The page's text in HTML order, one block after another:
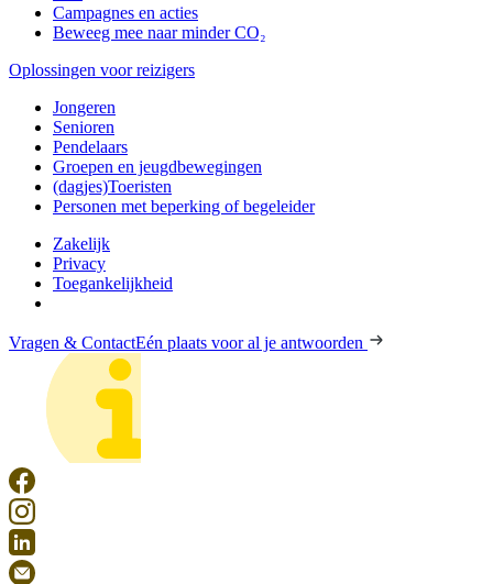
Campagnes en acties
Beweeg mee naar minder CO₂
Oplossingen voor reizigers
Jongeren
Senioren
Pendelaars
Groepen en jeugdbewegingen
(dagjes)Toeristen
Personen met beperking of begeleider
Zakelijk
Privacy
Toegankelijkheid
Vragen & ContactEén plaats voor al je antwoorden